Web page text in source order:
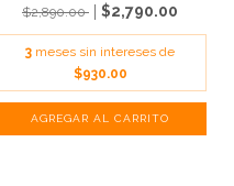
$2,890.00
$2,790.00
3 meses sin intereses de
$930.00